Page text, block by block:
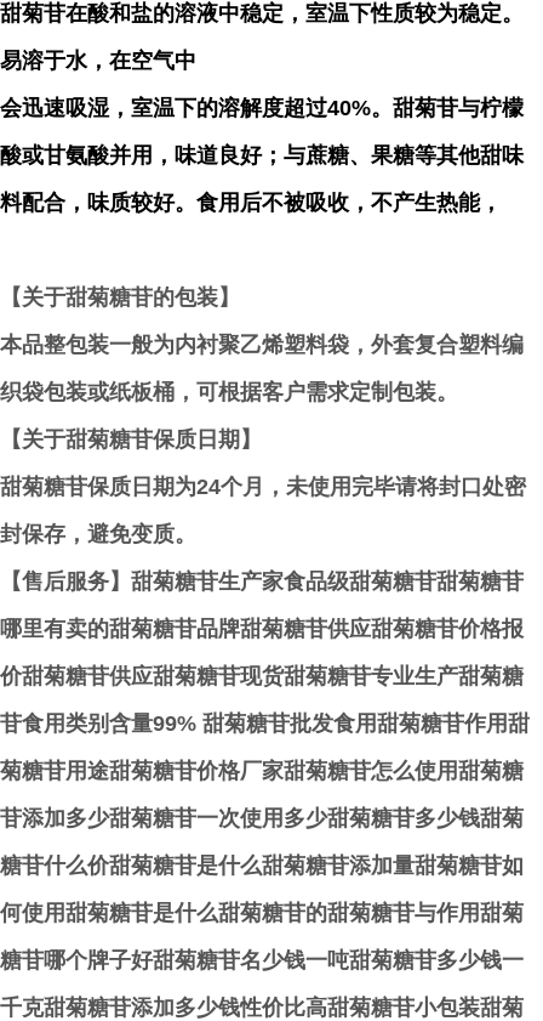
甜菊苷在酸和盐的溶液中稳定，室温下性质较为稳定。
易溶于水，在空气中
会迅速吸湿，室温下的溶解度超过40%。甜菊苷与柠檬
酸或甘氨酸并用，味道良好；与蔗糖、果糖等其他甜味
料配合，味质较好。食用后不被吸收，不产生热能，
【关于甜菊糖苷的包装】
本品整包装一般为内衬聚乙烯塑料袋，外套复合塑料编
织袋包装或纸板桶，可根据客户需求定制包装。
【关于甜菊糖苷保质日期】
甜菊糖苷保质日期为24个月，未使用完毕请将封口处密
封保存，避免变质。
【售后服务】甜菊糖苷生产家食品级甜菊糖苷甜菊糖苷
哪里有卖的甜菊糖苷品牌甜菊糖苷供应甜菊糖苷价格报
价甜菊糖苷供应甜菊糖苷现货甜菊糖苷专业生产甜菊糖
苷食用类别含量99% 甜菊糖苷批发食用甜菊糖苷作用甜
菊糖苷用途甜菊糖苷价格厂家甜菊糖苷怎么使用甜菊糖
苷添加多少甜菊糖苷一次使用多少甜菊糖苷多少钱甜菊
糖苷什么价甜菊糖苷是什么甜菊糖苷添加量甜菊糖苷如
何使用甜菊糖苷是什么甜菊糖苷的甜菊糖苷与作用甜菊
糖苷哪个牌子好甜菊糖苷名少钱一吨甜菊糖苷多少钱一
千克甜菊糖苷添加多少钱性价比高甜菊糖苷小包装甜菊